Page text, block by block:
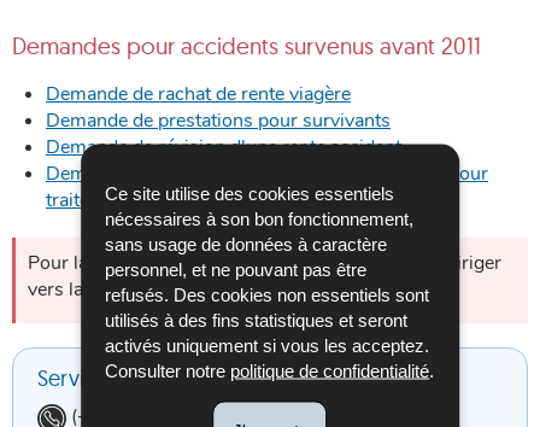
Ce site utilise des cookies essentiels
nécessaires à son bon fonctionnement,
sans usage de données à caractère
personnel, et ne pouvant pas être
refusés. Des cookies non essentiels sont
utilisés à des fins statistiques et seront
activés uniquement si vous les acceptez.
Consulter notre politique de confidentialité
Demandes pour accidents survenus avant 2011
Demande de rachat de rente viagère
Demande de prestations pour survivants
Demande de révision d'une rente accident
Demande de réouverture d'un dossier accident pour
traitement médical
Pour la commande de publications, veuillez vous diriger
vers la rubrique Publications.
Service Prestations
Téléphone:
(+352) 261915-2000